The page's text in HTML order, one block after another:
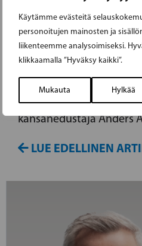
Käytämme evästeitä
personoitujen mainosten ja
liikenteemme analysoimiseksi.
klikkaamalla ”Hyväksy kaikki”.
Mukauta Hylkää
Haavisto talletti
Brysselissä ennen Naton
ulkoministerikokouksen
historiallinen päivä
iloitsee eduskunnan
Ruotsalaista
kansanedustaja Anders
LUE EDELLINEN